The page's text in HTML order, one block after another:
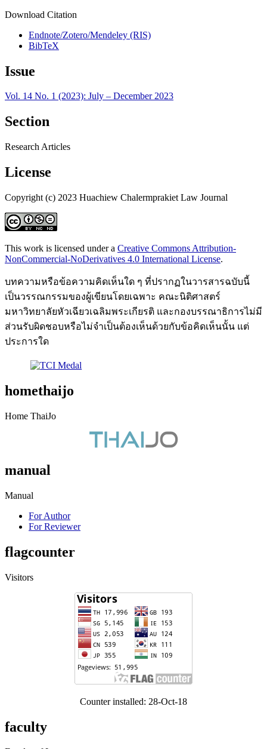
Download Citation
Endnote/Zotero/Mendeley (RIS)
BibTeX
Issue
Vol. 14 No. 1 (2023): July – December 2023
Section
Research Articles
License
Copyright (c) 2023 Huachiew Chalermprakiet Law Journal
This work is licensed under a Creative Commons Attribution-
NonCommercial-NoDerivatives 4.0 International License.
บทความหรือข้อความคิดเห็นใด ๆ ที่ปรากฏในวารสารฉบับนี้
เป็นวรรณกรรมของผู้เขียนโดยเฉพาะ คณะนิติศาสตร์
มหาวิทยาลัยหัวเฉียวเฉลิมพระเกียรติ และกองบรรณาธิการไม่มี
ส่วนรับผิดชอบหรือไม่จำเป็นต้องเห็นด้วยกับข้อคิดเห็นนั้น แต่
ประการใด
homethaijo
Home ThaiJo
manual
Manual
For Author
For Reviewer
flagcounter
Visitors
Counter installed: 28-Oct-18
faculty